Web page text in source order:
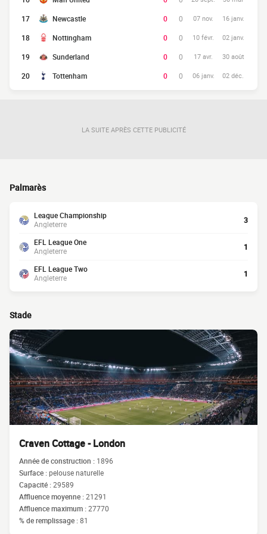
17 Newcastle 0 0 07 nov. 16 janv.
18 Nottingham 0 0 10 févr. 02 janv.
19 Sunderland 0 0 17 avr. 30 août
20 Tottenham 0 0 06 janv. 02 déc.
LA SUITE APRÈS CETTE PUBLICITÉ
Palmarès
League Championship
Angleterre
3
EFL League One
Angleterre
1
EFL League Two
Angleterre
1
Stade
Craven Cottage - London
Année de construction : 1896
Surface :pelouse naturelle
Capacité :29589
Affluence moyenne :21291
Affluence maximum :27770
% de remplissage :81